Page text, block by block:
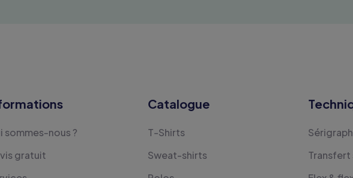
sommes-nous ?
gratuit
Catalogue
T-Shirts
Sweat-shirts